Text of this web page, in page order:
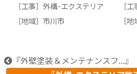
［工事］ 外構･エクステリア
［地域］ 市川市
［工
［地
『外壁塗装＆メンテナンスフ...』